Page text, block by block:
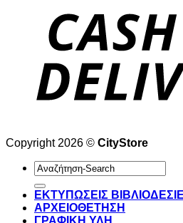
Copyright 2026 © CityStore
Αναζήτηση
για:
ΕΚΤΥΠΩΣΕΙΣ
ΑΡΧΕΙΟΘΕΤΗΣΗ
ΓΡΑΦΙΚΗ ΥΛΗ